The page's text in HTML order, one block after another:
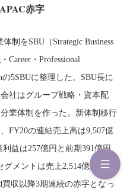
赤字
制をSBU（Strategic Business
Career・Professional
の5SBUに整理した。SBU長に
社はグループ戦略・資本配
業体制を作った。新体制移行
FY20の連結売上高は9,507億
益は257億円と前期391億円
メントは売上2,514億円・営
買収以降3期連続の赤字となっ